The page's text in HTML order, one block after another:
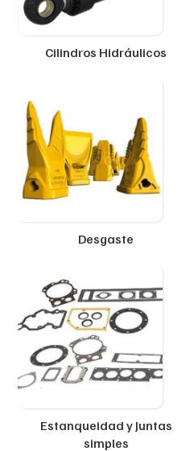
Cilindros Hidráulicos
Desgaste
Estanqueidad y Juntas
simples